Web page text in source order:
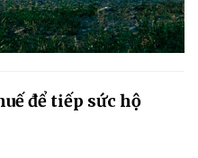
để tiếp sức hộ